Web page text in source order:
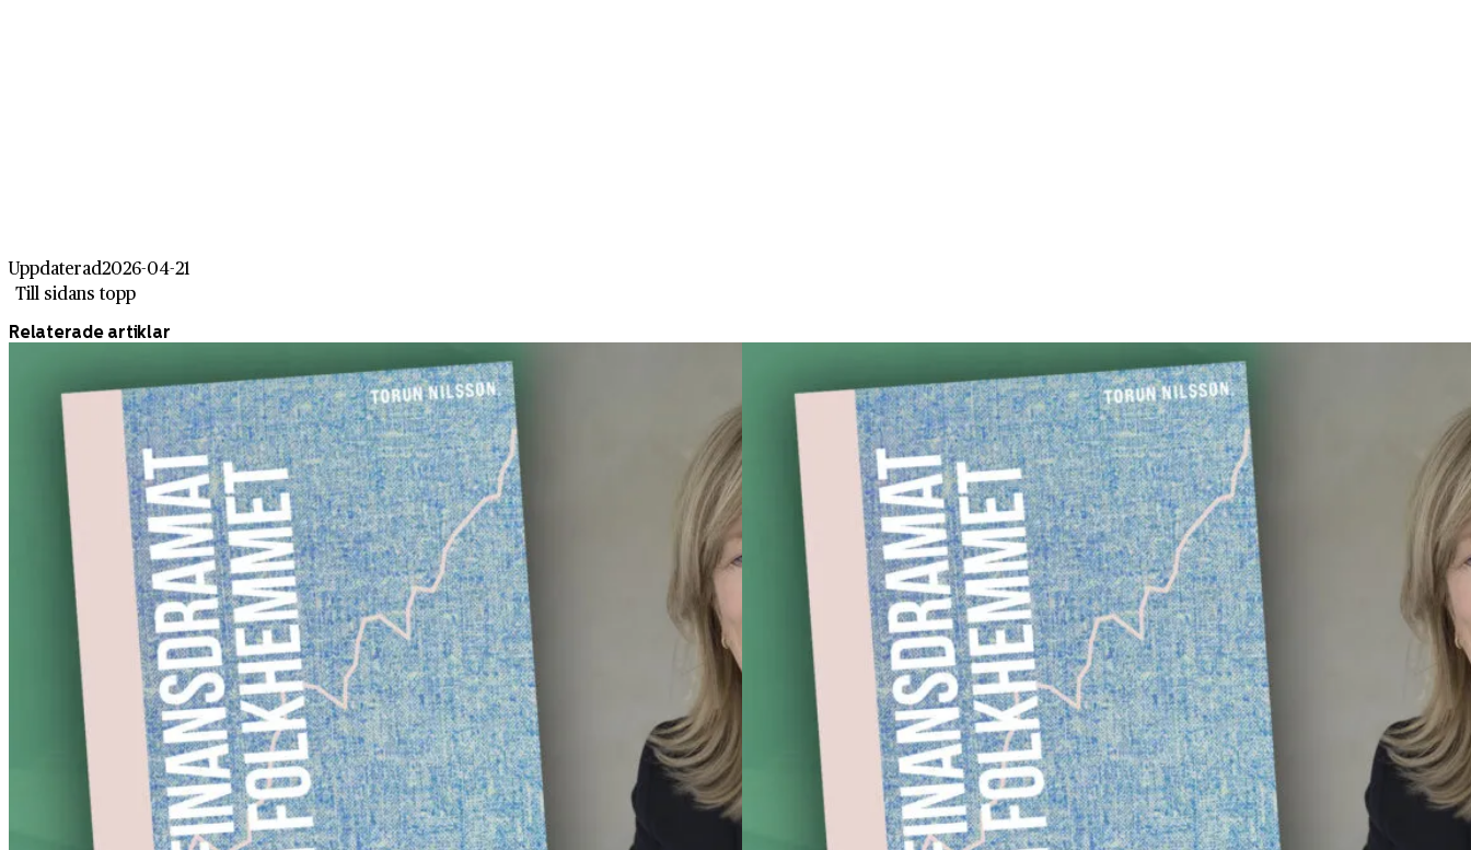
Uppdaterad2026-04-21
Till sidans topp
Relaterade artiklar